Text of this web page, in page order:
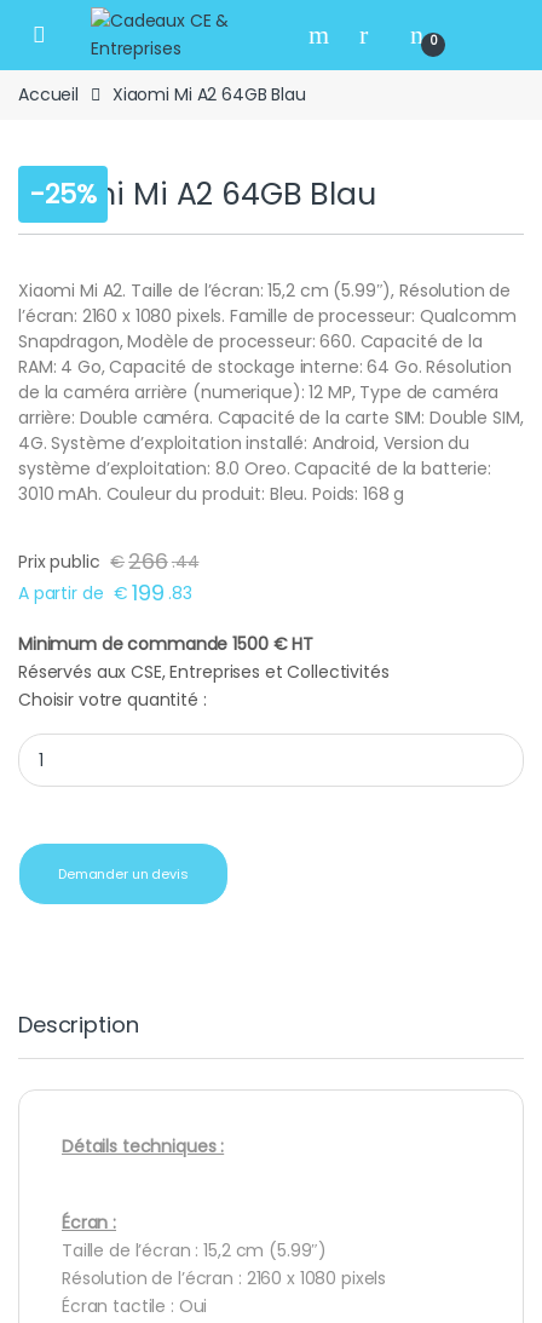
Skip to navigation
Skip to content
Open 0
Accueil Xiaomi Mi A2 64GB Blau
-25%
Xiaomi Mi A2 64GB Blau
Xiaomi Mi A2. Taille de l’écran: 15,2 cm (5.99″), Résolution de
l’écran: 2160 x 1080 pixels. Famille de processeur: Qualcomm
Snapdragon, Modèle de processeur: 660. Capacité de la
RAM: 4 Go, Capacité de stockage interne: 64 Go. Résolution
de la caméra arrière (numerique): 12 MP, Type de caméra
arrière: Double caméra. Capacité de la carte SIM: Double SIM,
4G. Système d’exploitation installé: Android, Version du
système d’exploitation: 8.0 Oreo. Capacité de la batterie:
3010 mAh. Couleur du produit: Bleu. Poids: 168 g
Prix public €266.44
A partir de € 199 .83
Minimum de commande 1500 € HT
Réservés aux CSE, Entreprises et Collectivités
Choisir votre quantité :
Xiaomi Mi A2 64GB Blau quantity
Demander un devis
Description
Détails techniques :
Écran :
Taille de l’écran : 15,2 cm (5.99″)
Résolution de l’écran : 2160 x 1080 pixels
Écran tactile : Oui